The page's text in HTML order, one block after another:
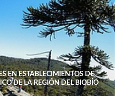
EN ESTABLECIMIENTOS DE
DE LA REGIÓN DEL BIOBÍO
15,4% INTERANUAL